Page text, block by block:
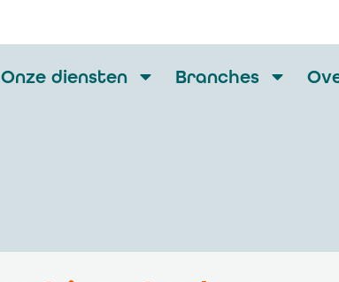
Onze diensten Branches